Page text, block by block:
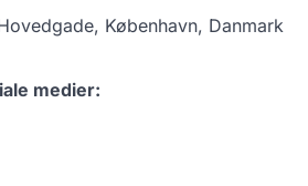
København, Danmark
medier: